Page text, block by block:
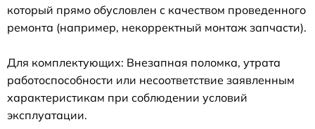
который прямо обусловлен с качеством проведенного
ремонта (например, некорректный монтаж запчасти).
Для комплектующих: Внезапная поломка, утрата
работоспособности или несоответствие заявленным
характеристикам при соблюдении условий
эксплуатации.